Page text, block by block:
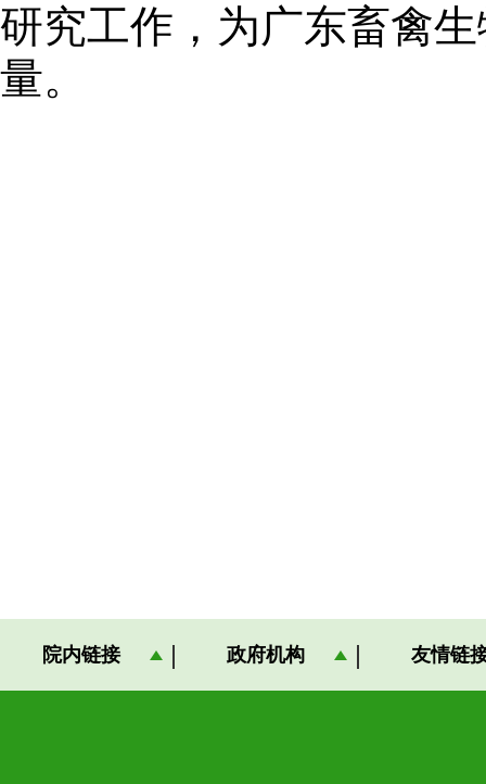
研究工作，为广东畜禽
量。
院内链接 政府机构 友情链